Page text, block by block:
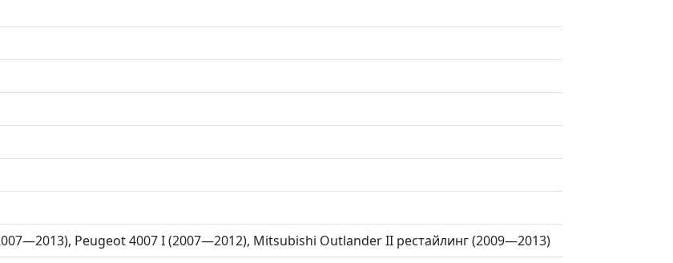
Peugeot 4007 I (2007—2012), Mitsubishi Outlander II рестайлинг (2009—2013)